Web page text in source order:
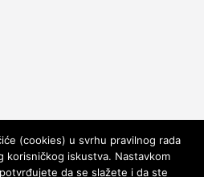
(cookies) u svrhu pravilnog rada
korisničkog iskustva. Nastavkom
da se slažete i da ste